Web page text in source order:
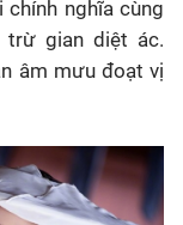
chính nghĩa cùng
trừ gian diệt ác.
âm mưu đoạt vị